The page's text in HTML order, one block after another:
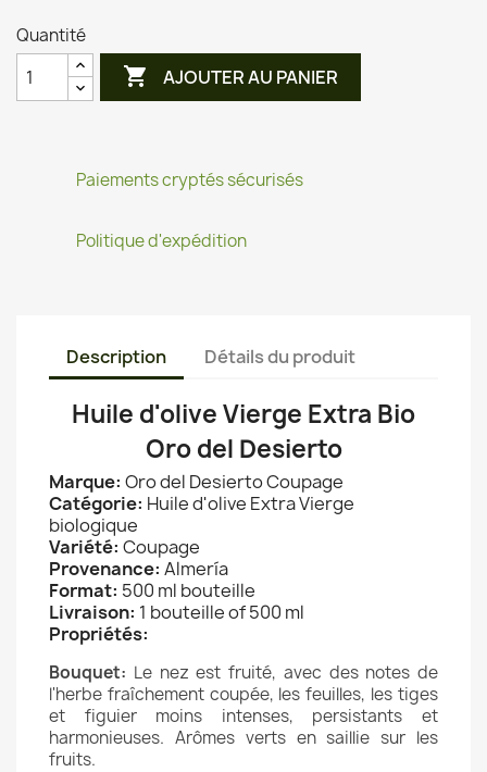
Quantité
 AJOUTER AU PANIER
Paiements cryptés sécurisés
Politique d'expédition
Description Détails du produit
Huile d'olive Vierge Extra Bio
Oro del Desierto
Marque: Oro del Desierto Coupage
Catégorie: Huile d'olive Extra Vierge
biologique
Variété: Coupage
Provenance: Almería
Format: 500 ml bouteille
Livraison: 1 bouteille of 500 ml
Propriétés:
Bouquet: Le nez est fruité, avec des notes de
l'herbe fraîchement coupée, les feuilles, les tiges
et figuier moins intenses, persistants et
harmonieuses. Arômes verts en saillie sur les
fruits.